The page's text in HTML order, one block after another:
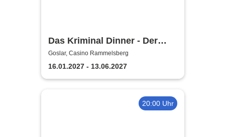
Das Kriminal Dinner - Der
Polterabendkiller
Goslar, Casino Rammelsberg
16.01.2027 - 13.06.2027
20:00 Uhr